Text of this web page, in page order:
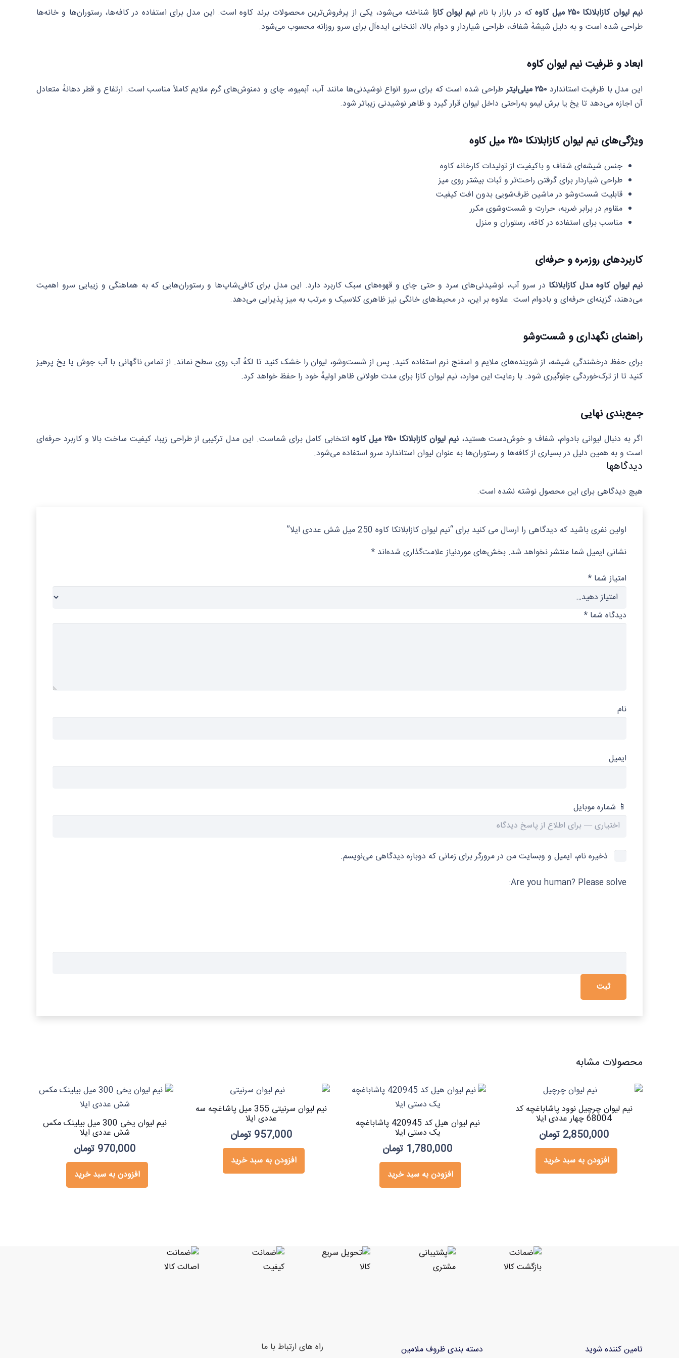
نیم لیوان کازابلانکا ۲۵۰ میل کاوه که در بازار با نام نیم لیوان کازا شناخته می‌شود، یکی از پرفروش‌ترین محصولات برند کاوه است. این مدل برای استفاده در کافه‌ها، رستوران‌ها و خانه‌ها
طراحی شده است و به دلیل شیشهٔ شفاف، طراحی شیاردار و دوام بالا، انتخابی ایده‌آل برای سرو روزانه محسوب می‌شود.
ابعاد و ظرفیت نیم لیوان کاوه
این مدل با ظرفیت استاندارد ۲۵۰ میلی‌لیتر
طراحی شده است که برای سرو انواع نوشیدنی‌ها مانند آب، آبمیوه، چای و دمنوش‌های گرم ملایم کاملاً مناسب است. ارتفاع و قطر دهانهٔ متعادل
آن اجازه می‌دهد تا یخ یا برش لیمو به‌راحتی داخل لیوان قرار گیرد و ظاهر نوشیدنی زیباتر شود.
ویژگی‌های نیم لیوان کازابلانکا ۲۵۰ میل کاوه
جنس شیشه‌ای شفاف و باکیفیت از تولیدات کارخانه کاوه
طراحی شیاردار برای گرفتن راحت‌تر و ثبات بیشتر روی میز
قابلیت شست‌وشو در ماشین ظرف‌شویی بدون افت کیفیت
مقاوم در برابر ضربه، حرارت و شست‌وشوی مکرر
مناسب برای استفاده در کافه، رستوران و منزل
کاربردهای روزمره و حرفه‌ای
نیم لیوان کاوه مدل کازابلانکا در سرو آب، نوشیدنی‌های سرد و حتی چای و قهوه‌های سبک کاربرد دارد. این مدل برای کافی‌شاپ‌ها و رستوران‌هایی که به هماهنگی و زیبایی سرو اهمیت
می‌دهند، گزینه‌ای حرفه‌ای و بادوام است. علاوه بر این، در محیط‌های خانگی نیز ظاهری کلاسیک و مرتب به میز پذیرایی می‌دهد.
راهنمای نگهداری و شست‌وشو
برای حفظ درخشندگی شیشه، از شوینده‌های ملایم و اسفنج نرم استفاده کنید. پس از شست‌وشو، لیوان را خشک کنید تا لکهٔ آب روی سطح نماند. از تماس ناگهانی با آب جوش یا یخ پرهیز
کنید تا از ترک‌خوردگی جلوگیری شود. با رعایت این موارد، نیم لیوان کازا برای مدت طولانی ظاهر اولیهٔ خود را حفظ خواهد کرد.
جمع‌بندی نهایی
اگر به دنبال لیوانی بادوام، شفاف و خوش‌دست هستید،نیم لیوان کازابلانکا ۲۵۰ میل کاوه
انتخابی کامل برای شماست. این مدل ترکیبی از طراحی زیبا، کیفیت ساخت بالا و کاربرد حرفه‌ای
است و به همین دلیل در بسیاری از کافه‌ها و رستوران‌ها به عنوان لیوان استاندارد سرو استفاده می‌شود.
دیدگاهها
هیچ دیدگاهی برای این محصول نوشته نشده است.
اولین نفری باشید که دیدگاهی را ارسال می کنید برای “نیم لیوان کازابلانکا کاوه 250 میل شش عددی ایلا”
نشانی ایمیل شما منتشر نخواهد شد. بخش‌های موردنیاز علامت‌گذاری شده‌اند *
امتیاز شما *
دیدگاه شما *
نام
ایمیل
📱 شماره موبایل
ذخیره نام، ایمیل و وبسایت من در مرورگر برای زمانی که دوباره دیدگاهی می‌نویسم.
Are you human? Please solve:
محصولات مشابه
نیم لیوان چرچیل نوود پاشاباغچه کد
68004 چهار عددی ایلا
2,850,000 تومان
افزودن به سبد خرید
نیم لیوان هیل کد 420945 پاشاباغچه
یک دستی ایلا
1,780,000 تومان
افزودن به سبد خرید
نیم لیوان سرنیتی 355 میل پاشاغچه سه
عددی ایلا
957,000 تومان
افزودن به سبد خرید
نیم لیوان یخی 300 میل بیلینک مکس
شش عددی ایلا
970,000 تومان
افزودن به سبد خرید
تامین کننده شوید دسته بندی ظروف ملامین راه های ارتباط با ما